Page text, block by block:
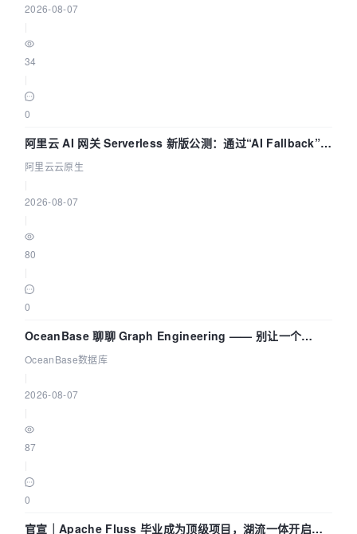
2026-08-07
34
0
阿里云 AI 网关 Serverless 新版公测：通过“AI Fallback”与
拓扑可视化构建 AI 流量治理底座
阿里云云原生
2026-08-07
80
0
OceanBase 聊聊 Graph Engineering —— 别让一个
Agent 既当运动员又
OceanBase数据库
2026-08-07
87
0
官宣｜Apache Fluss 毕业成为顶级项目，湖流一体开启